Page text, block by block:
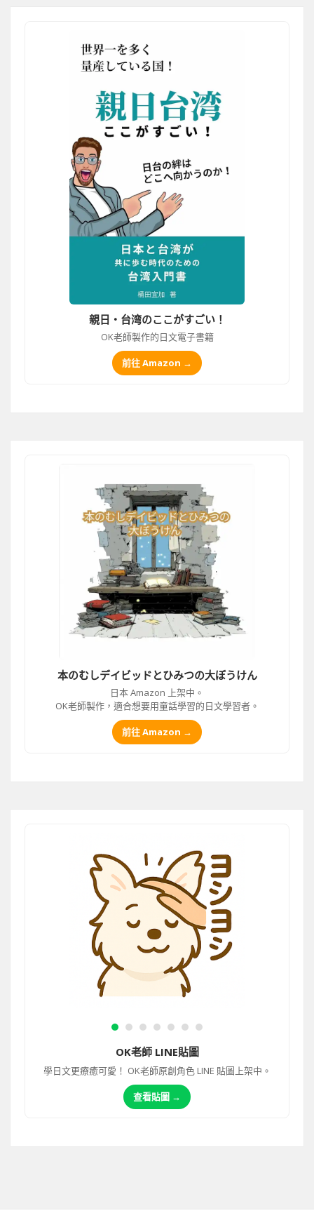
親日・台湾のここがすごい！
OK老師製作的日文電子書籍
前往 Amazon →
本のむしデイビッドとひみつの大ぼうけん
日本 Amazon 上架中。
OK老師製作，適合想要用童話學習的日文學習者。
前往 Amazon →
OK老師 LINE貼圖
學日文更療癒可愛！ OK老師原創角色 LINE 貼圖上架中。
查看貼圖 →